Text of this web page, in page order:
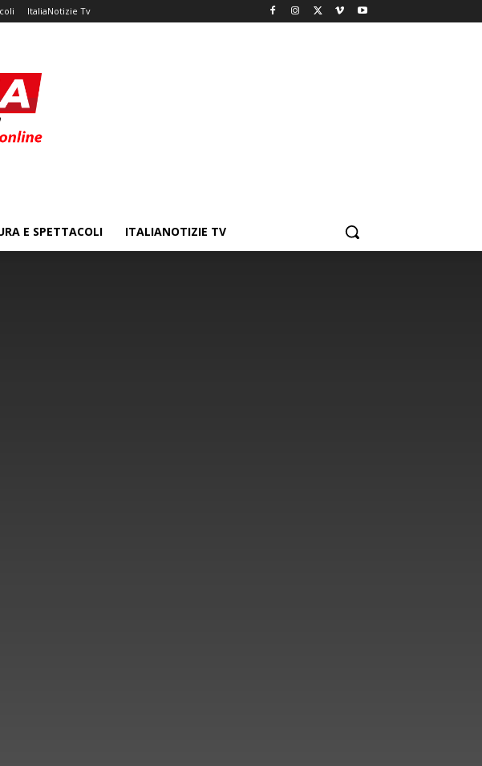
ItaliaNotizie Tv
E SPETTACOLI ITALIANOTIZIE TV